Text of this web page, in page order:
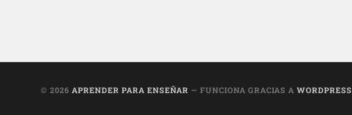
© 2026 APRENDER PARA ENSEÑAR — FUNCIONA GRACIAS AWORDPRESS